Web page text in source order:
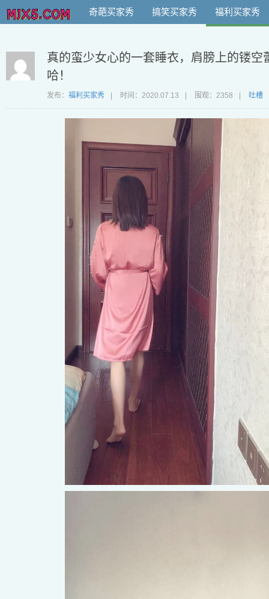
奇葩买家秀 搞笑买家秀 福利买家秀
真的蛮少女心的一套睡衣，肩膀上的镂空
哈！
发布： 福利买家秀 时间： 2020.07.13 围观：2358 吐槽